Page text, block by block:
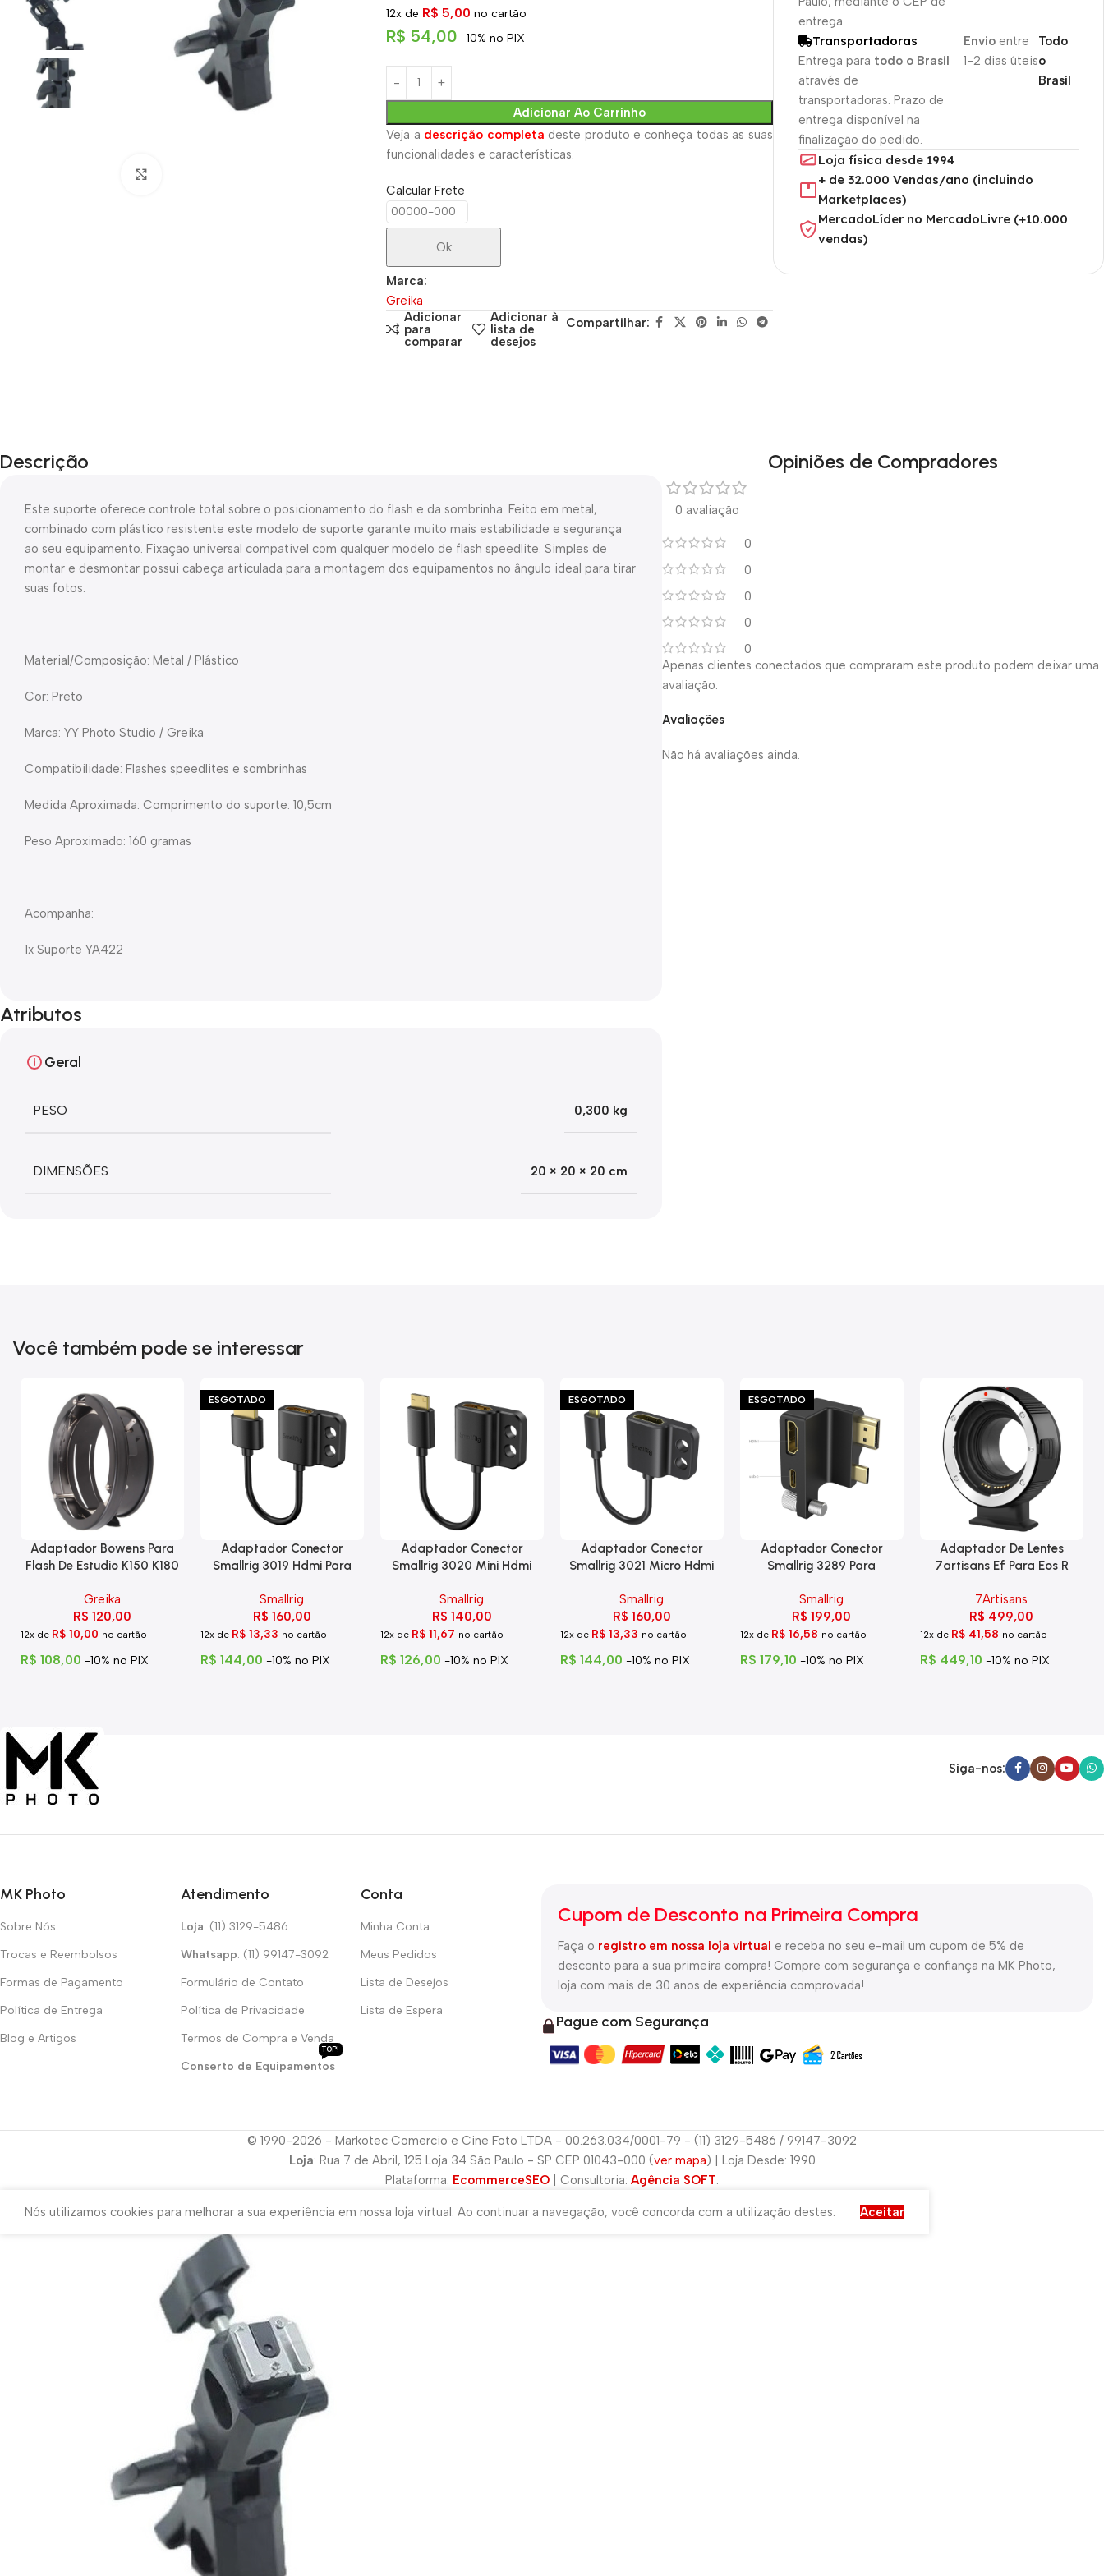
12x de R$ 5,00 no cartão
R$ 54,00 -10% no PIX
Adicionar Ao Carrinho
Veja a descrição completa deste produto e conheça todas as suas
funcionalidades e características.
Calcular Frete
Ok
Marca:
Greika
Adicionar
para
comparar
Adicionar à
lista de
desejos
Compartilhar:
entrega.
Transportadoras
Entrega para todo o Brasil
através de
transportadoras. Prazo de
entrega disponível na
finalização do pedido.
Envio entre
1-2 dias úteis
Todo
o
Brasil
Loja física desde 1994
+ de 32.000 Vendas/ano (incluindo
Marketplaces)
MercadoLíder no MercadoLivre (+10.000
vendas)
Descrição
Este suporte oferece controle total sobre o posicionamento do flash e da sombrinha. Feito em metal,
combinado com plástico resistente este modelo de suporte garante muito mais estabilidade e segurança
ao seu equipamento. Fixação universal compatível com qualquer modelo de flash speedlite. Simples de
montar e desmontar possui cabeça articulada para a montagem dos equipamentos no ângulo ideal para tirar
suas fotos.
Material/Composição: Metal / Plástico
Cor: Preto
Marca: YY Photo Studio / Greika
Compatibilidade: Flashes speedlites e sombrinhas
Medida Aproximada: Comprimento do suporte: 10,5cm
Peso Aproximado: 160 gramas
Acompanha:
1x Suporte YA422
Atributos
Geral
PESO 0,300 kg
DIMENSÕES 20 × 20 × 20 cm
Opiniões de Compradores
0 avaliação
0
0
0
0
0
Avaliações
Não há avaliações ainda.
Apenas clientes conectados que compraram este produto podem deixar uma
avaliação.
Você também pode se interessar
Adaptador Bowens Para
Flash De Estudio K150 K180
Greika
R$ 120,00
12x de R$ 10,00 no cartão
R$ 108,00 -10% no PIX
ESGOTADO
Adaptador Conector
Smallrig 3019 Hdmi Para
Smallrig
R$ 160,00
12x de R$13,33 no cartão
R$ 144,00 -10% no PIX
Adaptador Conector
Smallrig 3020 Mini Hdmi
Smallrig
R$ 140,00
12x de R$11,67 no cartão
R$ 126,00 -10% no PIX
ESGOTADO
Adaptador Conector
Smallrig 3021 Micro Hdmi
Smallrig
R$ 160,00
12x de R$13,33 no cartão
R$ 144,00 -10% no PIX
ESGOTADO
Adaptador Conector
Smallrig 3289 Para
Smallrig
R$ 199,00
12x de R$16,58 no cartão
R$ 179,10 -10% no PIX
Adaptador De Lentes
7artisans Ef Para Eos R
7Artisans
R$ 499,00
12x de R$41,58 no cartão
R$ 449,10 -10% no PIX
Siga-nos:
MK Photo
Sobre Nós
Trocas e Reembolsos
Formas de Pagamento
Política de Entrega
Blog e Artigos
Atendimento
Loja: (11) 3129-5486
Whatsapp: (11) 99147-3092
Formulário de Contato
Política de Privacidade
Termos de Compra e Venda
Conserto de Equipamentos
TOP!
Conta
Minha Conta
Meus Pedidos
Lista de Desejos
Lista de Espera
Cupom de Desconto na Primeira Compra
Faça o registro em nossa loja virtual e receba no seu e-mail um cupom de 5% de
desconto para a suaprimeira compra! Compre com segurança e confiança na MK Photo,
loja com mais de 30 anos de experiência comprovada!
Pague com Segurança
© 1990-2026 - Markotec Comercio e Cine Foto LTDA - 00.263.034/0001-79 - (11) 3129-5486 / 99147-3092
Loja: Rua 7 de Abril, 125 Loja 34 São Paulo - SP CEP 01043-000 (ver mapa) | Loja Desde: 1990
Plataforma: EcommerceSEO | Consultoria: Agência SOFT.
Nós utilizamos cookies para melhorar a sua experiência em nossa loja virtual. Ao continuar a navegação, você concorda com a utilização destes. Aceitar